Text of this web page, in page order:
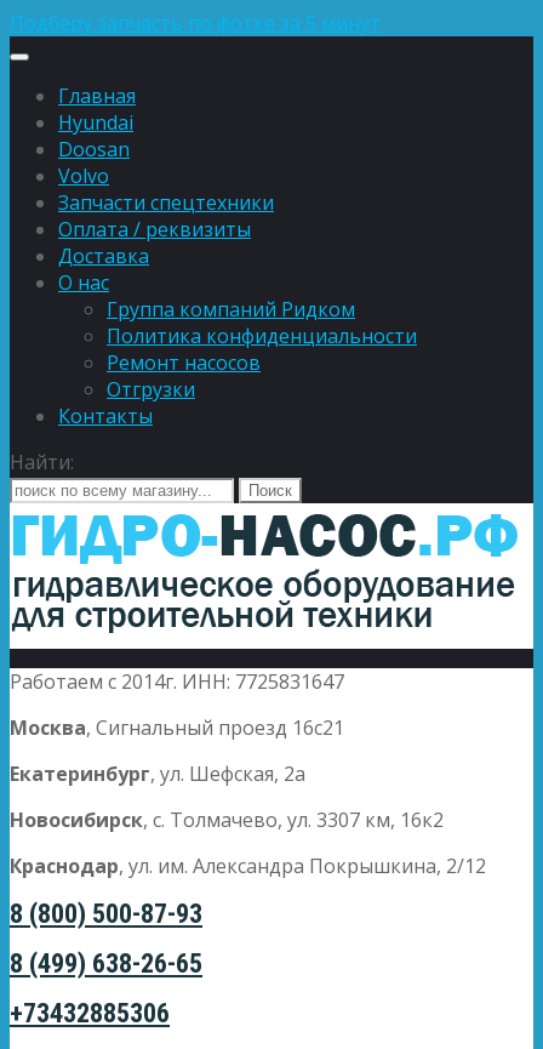
Подберу запчасть по фотке за 5 минут
Главная
Hyundai
Doosan
Volvo
Запчасти спецтехники
Оплата / реквизиты
Доставка
О нас
Группа компаний Ридком
Политика конфиденциальности
Ремонт насосов
Отгрузки
Контакты
Найти:
Работаем с 2014г. ИНН: 7725831647
Москва, Сигнальный проезд 16с21
Екатеринбург, ул. Шефская, 2а
Новосибирск, с. Толмачево, ул. 3307 км, 16к2
Краснодар, ул. им. Александра Покрышкина, 2/12
8 (800) 500-87-93
8 (499) 638-26-65
+73432885306